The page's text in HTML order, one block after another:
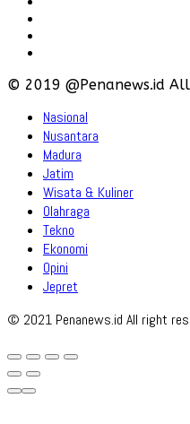
© 2019 @Penanews.id All
Nasional
Nusantara
Madura
Jatim
Wisata & Kuliner
Olahraga
Tekno
Ekonomi
Opini
Jepret
© 2021 Penanews.id All right